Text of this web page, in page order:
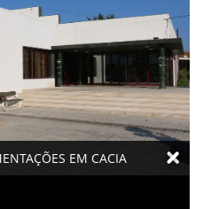
EM CACIA